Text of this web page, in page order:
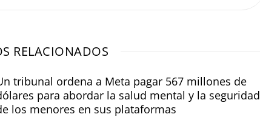
RELACIONADOS
tribunal ordena a Meta pagar 567 millones de
para abordar la salud mental y la seguridad
los menores en sus plataformas